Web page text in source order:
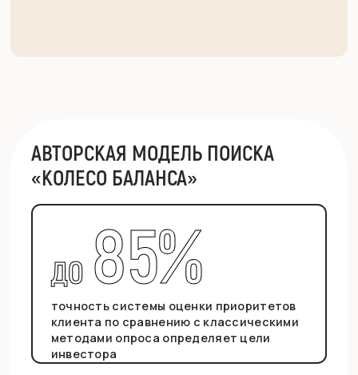
АВТОРСКАЯ МОДЕЛЬ ПОИСКА
«КОЛЕСО БАЛАНСА»
ДО 85%
точность системы оценки приоритетов
клиента по сравнению с классическими
методами опроса определяет цели
инвестора